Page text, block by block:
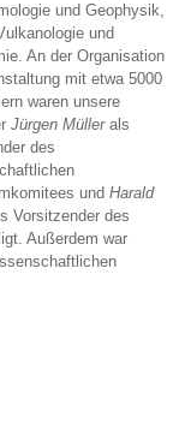
und Geophysik,
und
An der Organisation
mit etwa 5000
waren unsere
Jürgen Müllerals
des
undHarald
Vorsitzender des
Außerdem war